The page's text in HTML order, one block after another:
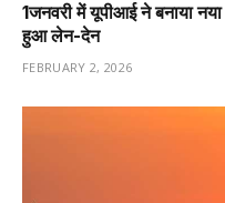
1️जनवरी में यूपीआई ने बनाया
हुआ लेन-देन
FEBRUARY 2, 2026